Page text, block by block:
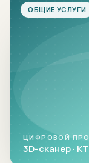
ОБЩИЕ УСЛУГИ
ЦИФРОВОЙ
3D-сканер ·